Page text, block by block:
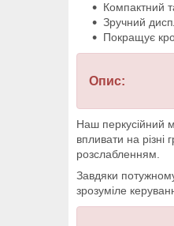
Компактний
Зручний
Покращує
Опис:
Наш перкусійний
впливати на
розслабленням.
Завдяки
зрозуміле